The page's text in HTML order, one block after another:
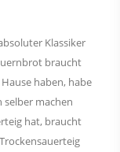
Klassiker
braucht
haben, habe
selber machen
hat, braucht